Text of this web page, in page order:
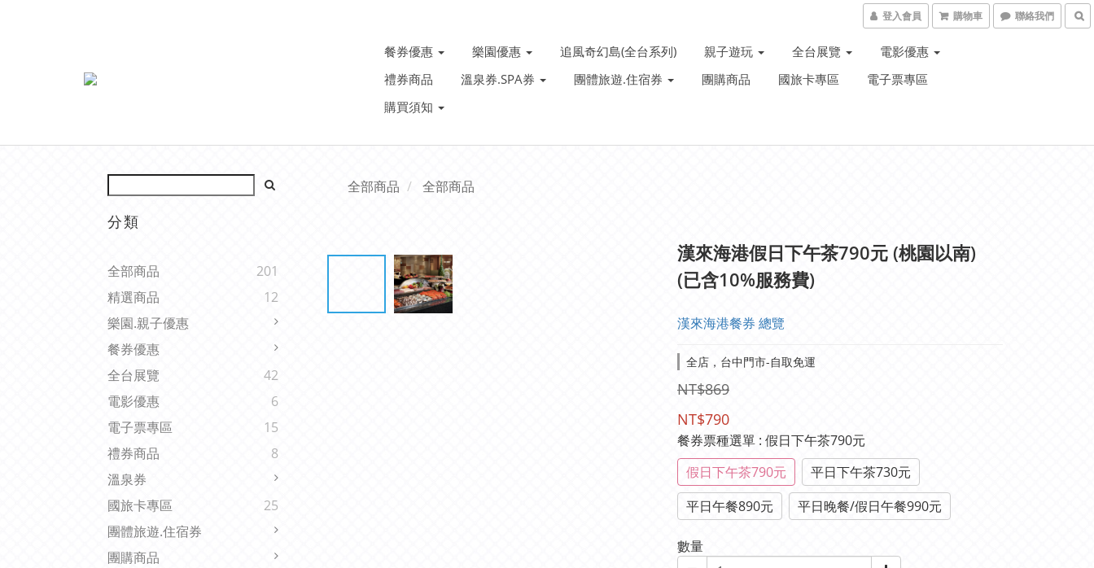
登入會員 購物車 聯絡我們
餐券優惠 樂園優惠 追風奇幻島(全台系列) 親子遊玩 全台展覽
電影優惠
禮券商品
溫泉券.SPA券 團體旅遊.住宿券 團購商品 國旅卡專區
電子票專區
購買須知
分類
全部商品
201
精選商品
12
樂園.親子優惠
餐券優惠
全台展覽
42
電影優惠
6
電子票專區
15
禮券商品
8
溫泉券
國旅卡專區
25
團體旅遊.住宿券
團購商品
全部商品 全部商品
漢來海港假日下午茶790元 (桃園以南)
(已含10%服務費)
漢來海港餐券 總覽
全店，台中門市-自取免運
NT$869
NT$790
餐券票種選單 : 假日下午茶790元
假日下午茶790元
平日下午茶730元
平日午餐890元
平日晚餐/假日午餐990元
數量